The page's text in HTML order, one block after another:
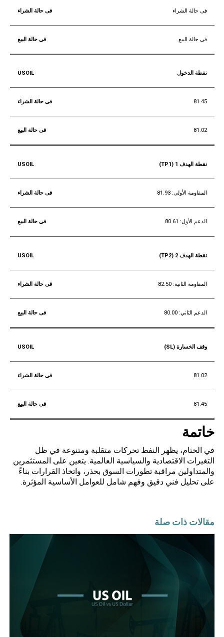
فى حالة الشراء
فى حالة البيع
نقطة الدخول
81.45
81.02
نقطة الهدف 1 (TP1)
المقاومة الأولى: 81.93
الدعم الأول: 80.61
نقطة الهدف 2 (TP2)
المقاومة الثانية: 82.50
الدعم الثاني: 80.00
وقف الخسارة (SL)
81.02
81.45
خاتمة
في الختام، يظهر النفط تحركات متقلبة ومتنوعة في ظل
التغيرات الاقتصادية والسياسية العالمية. يتعين على المستثمرين
والمتداولين مراقبة تطورات السوق بحذر، واتخاذ القرارات بناءً
على تحليل فني دقيق وفهم شامل للعوامل الأساسية المؤثرة.
مقالات ذات صلة